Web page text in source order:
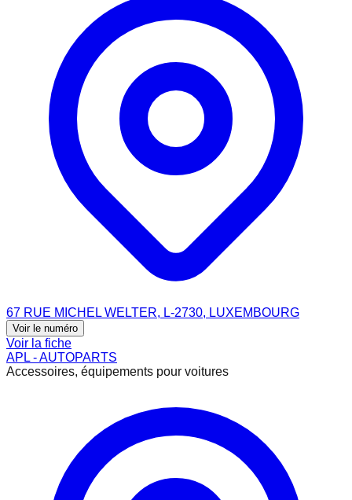
67 RUE MICHEL WELTER, L-2730, LUXEMBOURG
Voir le numéro
Voir la fiche
APL - AUTOPARTS
Accessoires, équipements pour voitures